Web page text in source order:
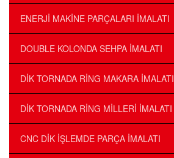
ENERJİ MAKİNE PARÇALARI İMALATI
DOUBLE KOLONDA SEHPA İMALATI
DİK TORNADA RİNG MAKARA İMALATI
DİK TORNADA RİNG MİLLERİ İMALATI
CNC DİK İŞLEMDE PARÇA İMALATI